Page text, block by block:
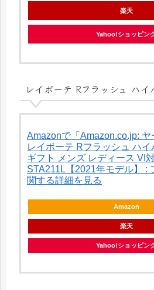
楽天
Yahoo!ショッピン
レイボーテ Rフラッシュ ハイ
Amazonで「Amazon.co.jp: ヤ
レイボーテ Rフラッシュ ハイ
ギフト メンズ レディース VI
STA211L【2021年モデル】 :
関する詳細を見る
Amazon
楽天
Yahoo!ショッピン